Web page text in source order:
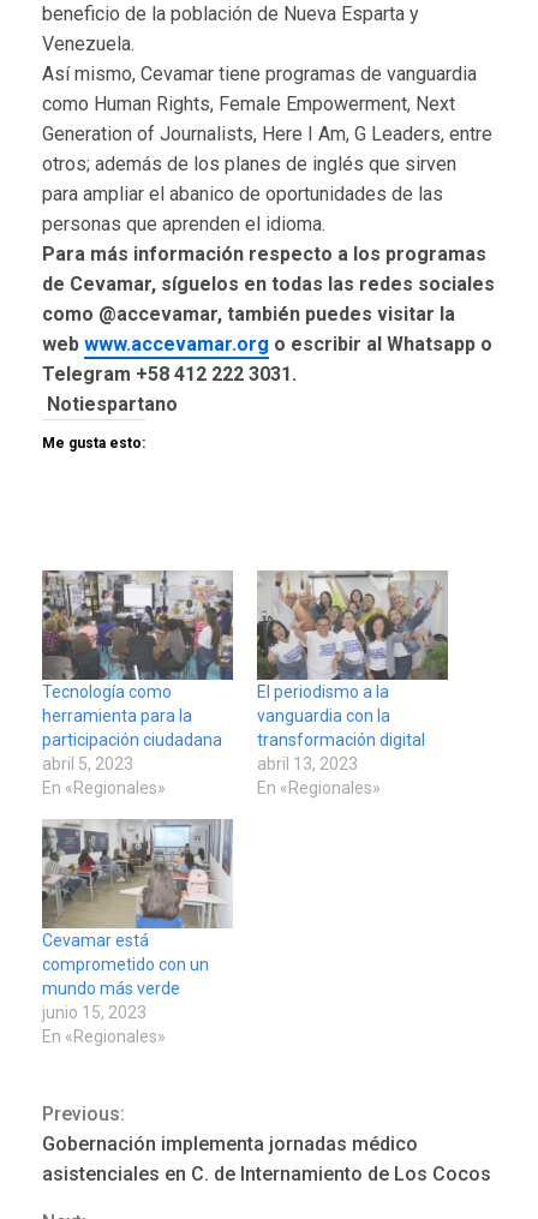
beneficio de la población de Nueva Esparta y
Venezuela.
Así mismo, Cevamar tiene programas de vanguardia
como Human Rights, Female Empowerment, Next
Generation of Journalists, Here I Am, G Leaders, entre
otros; además de los planes de inglés que sirven
para ampliar el abanico de oportunidades de las
personas que aprenden el idioma.
Para más información respecto a los programas
de Cevamar, síguelos en todas las redes sociales
como @accevamar, también puedes visitar la
web www.accevamar.org o escribir al Whatsapp o
Telegram +58 412 222 3031.
Notiespartano
Me gusta esto:
Tecnología como
herramienta para la
participación ciudadana
abril 5, 2023
En «Regionales»
El periodismo a la
vanguardia con la
transformación digital
abril 13, 2023
En «Regionales»
Cevamar está
comprometido con un
mundo más verde
junio 15, 2023
En «Regionales»
Continue
Reading
Previous:
Gobernación implementa jornadas médico
asistenciales en C. de Internamiento de Los Cocos